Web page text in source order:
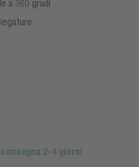
a 360 gradi
2-4 giorni